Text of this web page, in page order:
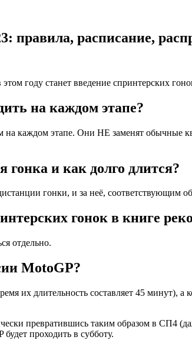
правила, расписание,
году станет введение спринтерских
на каждом этапе?
на каждом этапе. Они НЕ заменят обычные
гонка и как долго длится?
гонки, и за неё, соответствующим
гонок в книге
отдельно.
MotoGP?
их длительность составляет 45 минут),
превратившись таким образом в СП4
проходить в субботу.